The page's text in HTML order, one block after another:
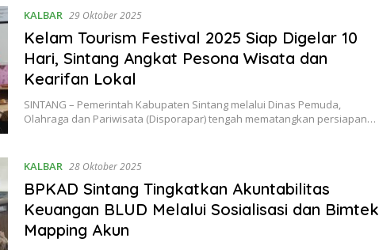
KALBAR 29 Oktober 2025
Kelam Tourism Festival 2025 Siap Digelar 10
Hari, Sintang Angkat Pesona Wisata dan
Kearifan Lokal
SINTANG – Pemerintah Kabupaten Sintang melalui Dinas Pemuda,
Olahraga dan Pariwisata (Disporapar) tengah mematangkan persiapan…
KALBAR 28 Oktober 2025
BPKAD Sintang Tingkatkan Akuntabilitas
Keuangan BLUD Melalui Sosialisasi dan Bimtek
Mapping Akun